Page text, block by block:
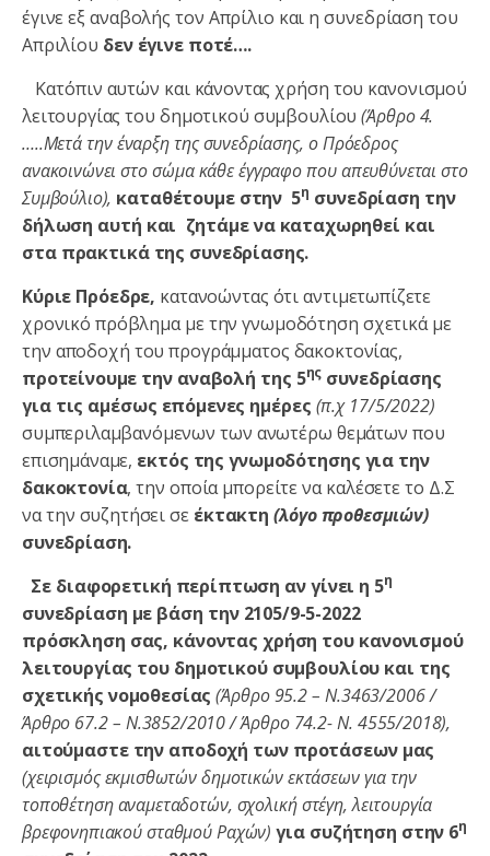
έγινε εξ αναβολής τον Απρίλιο και η συνεδρίαση του
Απριλίου δεν έγινε ποτέ….
Κατόπιν αυτών και κάνοντας χρήση του κανονισμού
λειτουργίας του δημοτικού συμβουλίου(Άρθρο 4.
…..Μετά την έναρξη της συνεδρίασης, ο Πρόεδρος
ανακοινώνει στο σώμα κάθε έγγραφο που απευθύνεται στο
Συμβούλιο), καταθέτουμε στην 5η συνεδρίαση την
δήλωση αυτή και ζητάμε να καταχωρηθεί και
στα πρακτικά της συνεδρίασης.
Κύριε Πρόεδρε, κατανοώντας ότι αντιμετωπίζετε
χρονικό πρόβλημα με την γνωμοδότηση σχετικά με
την αποδοχή του προγράμματος δακοκτονίας,
προτείνουμε την αναβολή της 5ης συνεδρίασης
για τις αμέσως επόμενες ημέρες (π.χ 17/5/2022)
συμπεριλαμβανόμενων των ανωτέρω θεμάτων που
επισημάναμε, εκτός της γνωμοδότησης για την
δακοκτονία, την οποία μπορείτε να καλέσετε το Δ.Σ
να την συζητήσει σε έκτακτη(λόγο προθεσμιών)
συνεδρίαση.
Σε διαφορετική περίπτωση αν γίνει η 5η
συνεδρίαση με βάση την 2105/9-5-2022
πρόσκληση σας, κάνοντας χρήση του κανονισμού
λειτουργίας του δημοτικού συμβουλίου και της
σχετικής νομοθεσίας(Άρθρο 95.2 – Ν.3463/2006 /
Άρθρο 67.2 – Ν.3852/2010 / Άρθρο 74.2-N. 4555/2018),
αιτούμαστε την αποδοχή των προτάσεων μας
(χειρισμός εκμισθωτών δημοτικών εκτάσεων για την
τοποθέτηση αναμεταδοτών, σχολική στέγη, λειτουργία
βρεφονηπιακού σταθμού Ραχών)για συζήτηση στην 6η